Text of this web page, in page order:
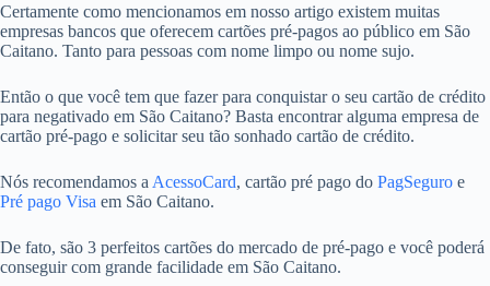
Certamente como mencionamos em nosso artigo existem muitas
empresas bancos que oferecem cartões pré-pagos ao público em São
Caitano. Tanto para pessoas com nome limpo ou nome sujo.
Então o que você tem que fazer para conquistar o seu cartão de crédito
para negativado em São Caitano? Basta encontrar alguma empresa de
cartão pré-pago e solicitar seu tão sonhado cartão de crédito.
Nós recomendamos a AcessoCard, cartão pré pago do PagSeguro e
Pré pago Visa em São Caitano.
De fato, são 3 perfeitos cartões do mercado de pré-pago e você poderá
conseguir com grande facilidade em São Caitano.